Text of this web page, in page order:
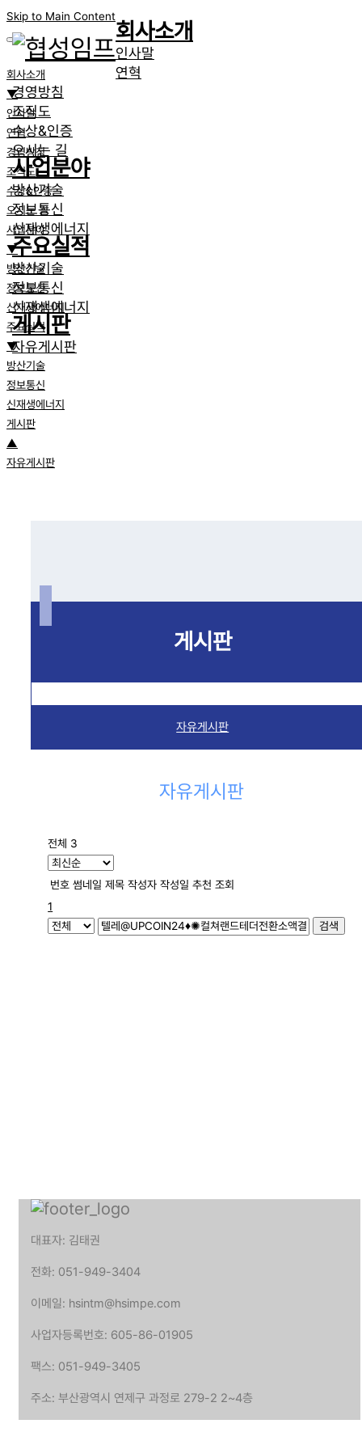
Skip to Main Content
회사소개
▼
인사말
연혁
경영방침
조직도
수상&인증
오시는 길
사업분야
▼
방산기술
정보통신
신재생에너지
주요실적
▼
방산기술
정보통신
신재생에너지
게시판
▲
자유게시판
회사소개
인사말
연혁
경영방침
조직도
수상&인증
오시는 길
사업분야
방산기술
정보통신
신재생에너지
주요실적
방산기술
정보통신
신재생에너지
게시판
자유게시판
게시판
자유게시판
자유게시판
전체 3
번호 썸네일 제목 작성자 작성일 추천 조회
1
검색
대표자: 김태권
전화: 051-949-3404
이메일: hsintm@hsimpe.com
사업자등록번호: 605-86-01905
팩스: 051-949-3405
주소: 부산광역시 연제구 과정로 279-2 2~4층